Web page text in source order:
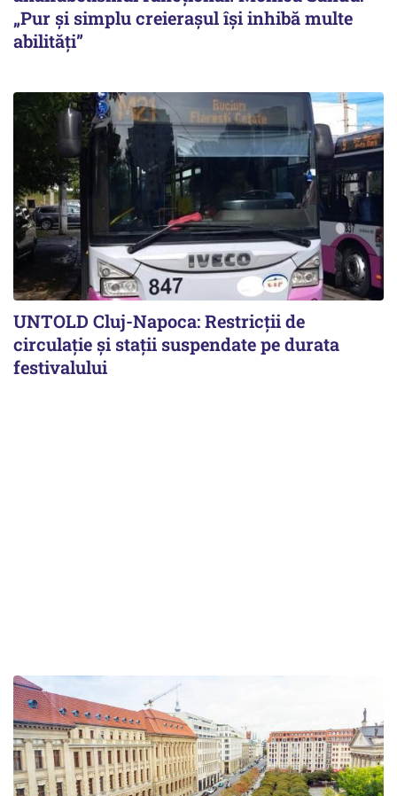
„Pur și simplu creierașul își inhibă multe
abilități”
UNTOLD Cluj-Napoca: Restricții de
circulație și stații suspendate pe durata
festivalului